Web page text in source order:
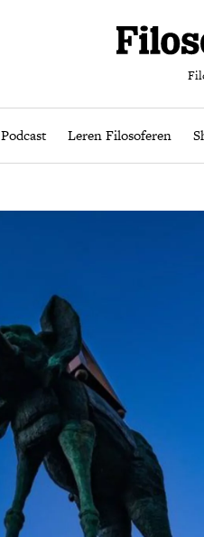
Podcast Leren Filosoferen
Evenementen Podcast